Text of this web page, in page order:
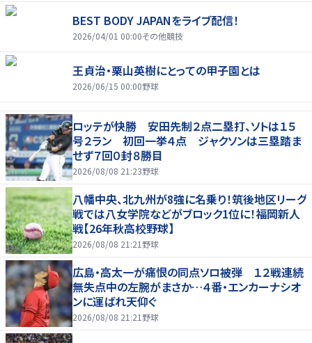
BEST BODY JAPANをライブ配信！
2026/04/01 00:00その他競技
王貞治・栗山英樹にとっての甲子園とは
2026/06/15 00:00野球
ロッテが快勝 安田先制２点二塁打、ソトは１５
号２ラン 初回一挙４点 ジャクソンは三塁踏ま
せず７回０封８勝目
2026/08/08 21:23野球
八幡中央、北九州が8強に名乗り！筑後地区リーグ
戦では八女学院などがブロック1位に！福岡新人
戦【26年秋高校野球】
2026/08/08 21:21 野球
広島・高太一が痛恨の同点ソロ被弾 １２戦連続
無失点中の左腕がまさか…４番・エンカーナシオ
ンに運ばれ天仰ぐ
2026/08/08 21:21 野球